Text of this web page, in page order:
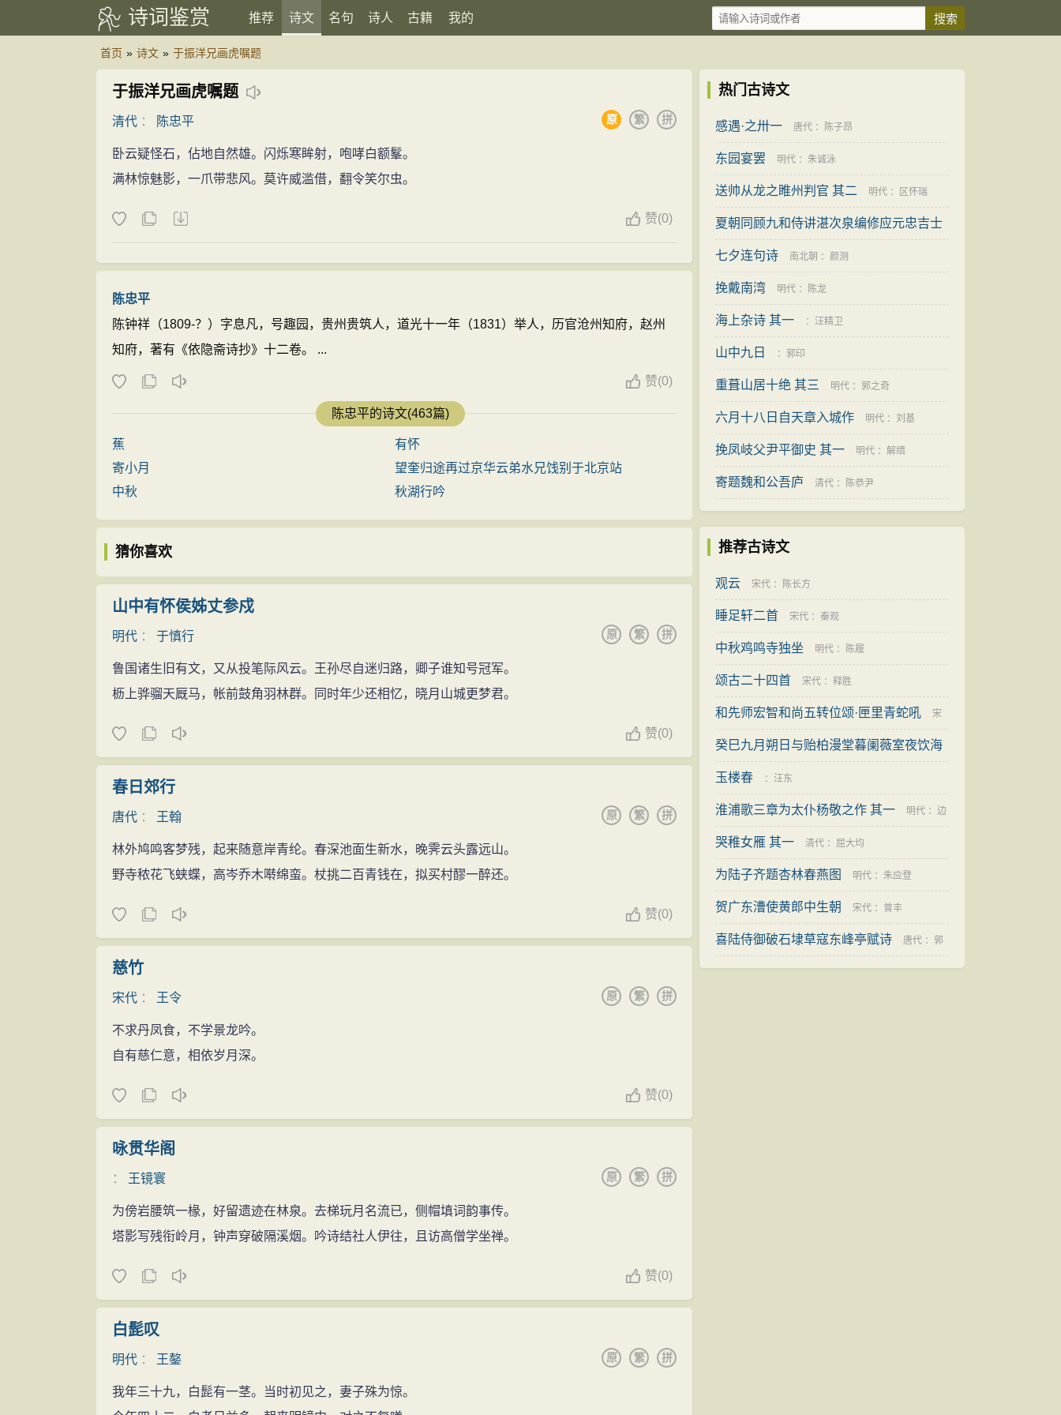
诗词鉴赏 推荐 诗文 名句 诗人 古籍 我的
首页 » 诗文 » 于振洋兄画虎嘱题
于振洋兄画虎嘱题
清代 ： 陈忠平 拼
繁
原
卧云疑怪石，佔地自然雄。闪烁寒眸射，咆哮白额髼。
满林惊魅影，一爪带悲风。莫许威滥借，翻令笑尔虫。
赞(0)
陈忠平
陈钟祥（1809-？）字息凡，号趣园，贵州贵筑人，道光十一年（1831）举人，历官沧州知府，赵州
知府，著有《依隐斋诗抄》十二卷。 ...
赞(0)
陈忠平的诗文(463篇)
蕉
有怀
寄小月
望奎归途再过京华云弟水兄饯别于北京站
中秋
秋湖行吟
猜你喜欢
山中有怀侯姊丈参戍
明代 ： 于慎行 拼
繁
原
鲁国诸生旧有文，又从投笔际风云。王孙尽自迷归路，卿子谁知号冠军。
枥上骅骝天厩马，帐前鼓角羽林群。同时年少还相忆，晓月山城更梦君。
赞(0)
春日郊行
唐代 ： 王翰 拼
繁
原
林外鸠鸣客梦残，起来随意岸青纶。春深池面生新水，晚霁云头露远山。
野寺秾花飞蛱蝶，高岑乔木啭绵蛮。杖挑二百青钱在，拟买村醪一醉还。
赞(0)
慈竹
宋代 ： 王令 拼
繁
原
不求丹凤食，不学景龙吟。
自有慈仁意，相依岁月深。
赞(0)
咏贯华阁
： 王镜寰 拼
繁
原
为傍岩腰筑一椽，好留遗迹在林泉。去梯玩月名流已，侧帽填词韵事传。
塔影写残衔岭月，钟声穿破隔溪烟。吟诗结社人伊往，且访高僧学坐禅。
赞(0)
白髭叹
明代 ： 王鏊 拼
繁
原
我年三十九，白髭有一茎。当时初见之，妻子殊为惊。
热门古诗文
感遇·之卅一 唐代 ： 陈子昂
东园宴罢 明代 ： 朱诚泳
送帅从龙之睢州判官 其二 明代 ： 区怀瑞
夏朝同顾九和侍讲湛次泉编修应元忠吉士
汎舟出西崦游太湖 明代：
七夕连句诗 南北朝 ： 颜测
挽戴南湾 明代 ： 陈龙
海上杂诗 其一 ： 汪精卫
山中九日 ： 郭印
重葺山居十绝 其三 明代 ： 郭之奇
六月十八日自天章入城作 明代 ： 刘基
挽凤岐父尹平御史 其一 明代 ： 解缙
寄题魏和公吾庐 清代 ： 陈恭尹
推荐古诗文
观云 宋代 ： 陈长方
睡足轩二首 宋代 ： 秦观
中秋鸡鸣寺独坐 明代 ： 陈履
颂古二十四首 宋代 ： 释胜
和先师宏智和尚五转位颂·匣里青蛇吼 宋
代：释慧晖
癸巳九月朔日与贻柏漫堂暮阑薇室夜饮海
陵分韵得觅 ：
玉楼春 ： 汪东
淮浦歌三章为太仆杨敬之作 其一 明代 ： 边
贡
哭稚女雁 其一 清代 ： 屈大均
为陆子齐题杏林春燕图 明代 ： 朱应登
贺广东漕使黄郎中生朝 宋代 ： 曾丰
喜陆侍御破石埭草寇东峰亭赋诗 唐代 ： 郭